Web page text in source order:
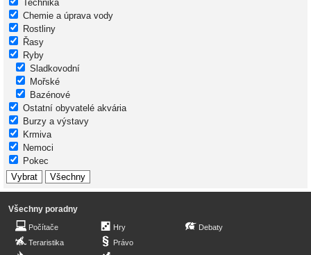
Technika
Chemie a úprava vody
Rostliny
Řasy
Ryby
Sladkovodní
Mořské
Bazénové
Ostatní obyvatelé akvária
Burzy a výstavy
Krmiva
Nemoci
Pokec
Všechny poradny
Počítače
Teraristika
Hry
Právo
Debaty